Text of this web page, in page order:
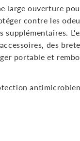
large ouverture
contre les
des
portable et